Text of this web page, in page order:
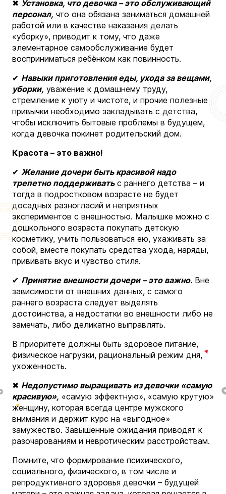
✖ Установка, что девочка – это обслуживающий
персонал, что она обязана заниматься домашней
работой или в качестве наказания делать
«уборку», приводит к тому, что даже
элементарное самообслуживание будет
восприниматься ребёнком как повинность.
✔ Навыки приготовления еды, ухода за вещами,
уборки, уважение к домашнему труду,
стремление к уюту и чистоте, и прочие полезные
привычки необходимо закладывать с детства,
чтобы исключить бытовые проблемы в будущем,
когда девочка покинет родительский дом.
Красота – это важно!
✔ Желание дочери быть красивой надо
трепетно поддерживатьс раннего детства – и
тогда в подростковом возрасте не будет
досадных разногласий и неприятных
экспериментов с внешностью. Малышке можно с
дошкольного возраста покупать детскую
косметику, учить пользоваться ею, ухаживать за
собой, вместе покупать средства ухода, наряды,
прививать вкус и чувство стиля.
✔ Принятие внешности дочери – это важно. Вне
зависимости от внешних данных, с самого
раннего возраста следует выделять
достоинства, а недостатки во внешности либо не
замечать, либо деликатно выправлять.
В приоритете должны быть здоровое питание,
физическое нагрузки, рациональный режим дня,
ухоженность.
✖ Недопустимо выращивать из девочки «самую
красивую», «самую эффектную», «самую крутую»
женщину, которая всегда центре мужского
внимания и держит курс на «выгодное»
замужество. Завышенные ожидания приводят к
разочарованиям и невротическим расстройствам.
Помните, что формирование психического,
социального, физического, в том числе и
репродуктивного здоровья девочки – будущей